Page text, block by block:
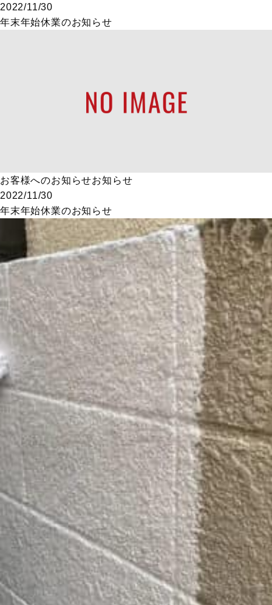
2022/11/30
年末年始休業のお知らせ
お客様へのお知らせお知らせ
2022/11/30
年末年始休業のお知らせ